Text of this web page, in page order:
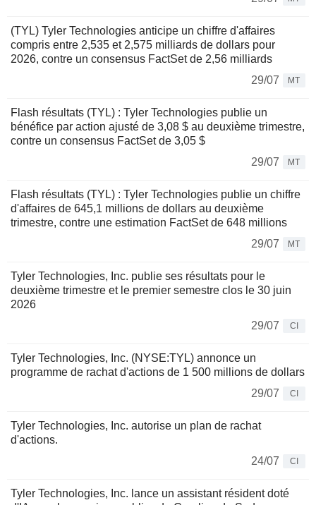
(TYL) Tyler Technologies anticipe un chiffre d'affaires
compris entre 2,535 et 2,575 milliards de dollars pour
2026, contre un consensus FactSet de 2,56 milliards
29/07
MT
Flash résultats (TYL) : Tyler Technologies publie un
bénéfice par action ajusté de 3,08 $ au deuxième trimestre,
contre un consensus FactSet de 3,05 $
29/07
MT
Flash résultats (TYL) : Tyler Technologies publie un chiffre
d'affaires de 645,1 millions de dollars au deuxième
trimestre, contre une estimation FactSet de 648 millions
29/07
MT
Tyler Technologies, Inc. publie ses résultats pour le
deuxième trimestre et le premier semestre clos le 30 juin
2026
29/07
CI
Tyler Technologies, Inc. (NYSE:TYL) annonce un
programme de rachat d'actions de 1 500 millions de dollars
29/07
CI
Tyler Technologies, Inc. autorise un plan de rachat
d'actions.
24/07
CI
Tyler Technologies, Inc. lance un assistant résident doté